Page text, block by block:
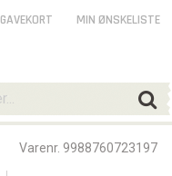
Varenr. 9988760723197
GAVEKORT MIN ØNSKELISTE